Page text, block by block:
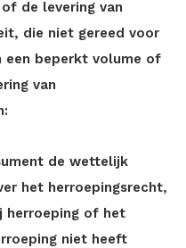
de levering van
die niet gereed voor
een beperkt volume of
van
de wettelijk
het herroepingsrecht,
herroeping of het
niet heeft